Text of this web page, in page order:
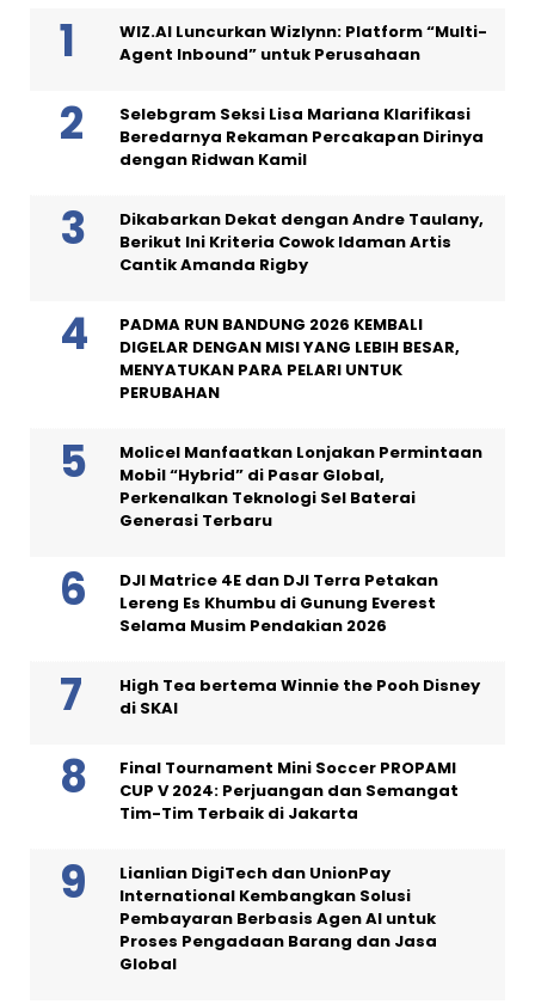
WIZ.AI Luncurkan Wizlynn: Platform “Multi-
Agent Inbound” untuk Perusahaan
Selebgram Seksi Lisa Mariana Klarifikasi
Beredarnya Rekaman Percakapan Dirinya
dengan Ridwan Kamil
Dikabarkan Dekat dengan Andre Taulany,
Berikut Ini Kriteria Cowok Idaman Artis
Cantik Amanda Rigby
PADMA RUN BANDUNG 2026 KEMBALI
DIGELAR DENGAN MISI YANG LEBIH BESAR,
MENYATUKAN PARA PELARI UNTUK
PERUBAHAN
Molicel Manfaatkan Lonjakan Permintaan
Mobil “Hybrid” di Pasar Global,
Perkenalkan Teknologi Sel Baterai
Generasi Terbaru
DJI Matrice 4E dan DJI Terra Petakan
Lereng Es Khumbu di Gunung Everest
Selama Musim Pendakian 2026
High Tea bertema Winnie the Pooh Disney
di SKAI
Final Tournament Mini Soccer PROPAMI
CUP V 2024: Perjuangan dan Semangat
Tim-Tim Terbaik di Jakarta
Lianlian DigiTech dan UnionPay
International Kembangkan Solusi
Pembayaran Berbasis Agen AI untuk
Proses Pengadaan Barang dan Jasa
Global